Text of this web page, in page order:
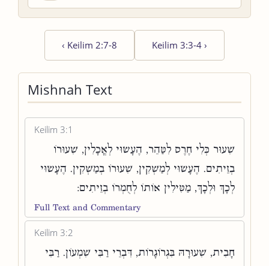
‹ Keilim 2:7-8 Keilim 3:3-4 ›
Mishnah Text
Keilim 3:1
שִׁעוּר כְּלִי חֶרֶס לִטַּהֵר, הֶעָשׂוּי לְאֳכָלִין, שִׁעוּרוֹ
בְזֵיתִים. הֶעָשׂוּי לְמַשְׁקִין, שִׁעוּרוֹ בְמַשְׁקִין. הֶעָשׂוּי
לְכָךְ וּלְכָךְ, מַטִּילִין אוֹתוֹ לְחֻמְרוֹ בְזֵיתִים:
Full Text and Commentary
Keilim 3:2
חָבִית, שִׁעוּרָהּ בִּגְרוֹגָרוֹת, דִּבְרֵי רַבִּי שִׁמְעוֹן. רַבִּי